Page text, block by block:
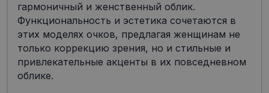
гармоничный и женственный облик.
Функциональность и эстетика сочетаются в
этих моделях очков, предлагая женщинам не
только коррекцию зрения, но и стильные и
привлекательные акценты в их повседневном
облике.